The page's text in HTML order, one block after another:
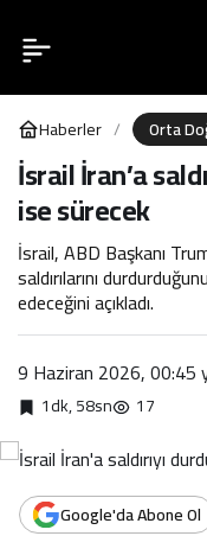
Haberler Orta
İsrail İran’a
ise sürecek
İsrail, ABD Başkanı
saldırılarını
edeceğini açıkladı.
9 Haziran 2026, 00:45
1dk, 58sn 17
Google'da Abone Ol
İsrail İran’a saldırıyı
durdurdu, Lübnan’da
sürecek